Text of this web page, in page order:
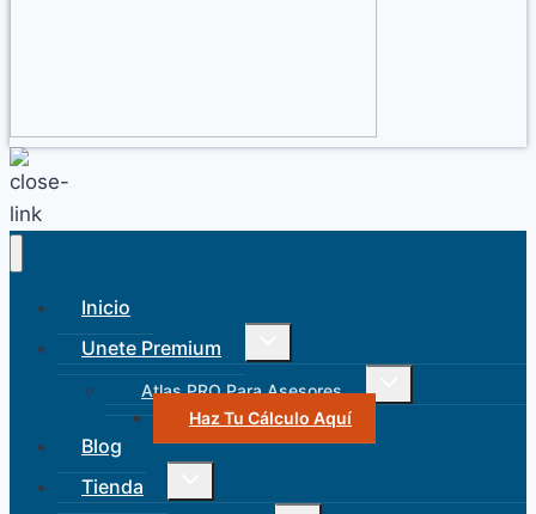
Inicio
Unete Premium
hijo
Atlas PRO Para Asesores
menú
Haz Tu Cálculo Aquí
Blog
Tienda
hijo